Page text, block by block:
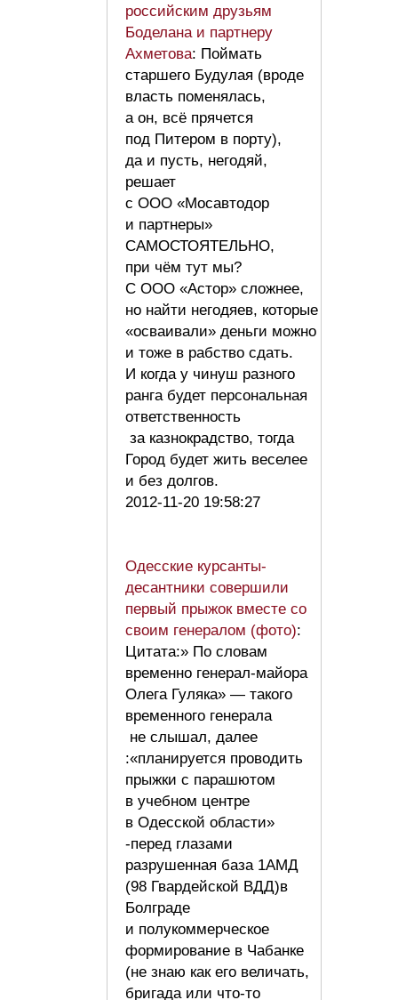
российским друзьям
Боделана и партнеру
Ахметова: Поймать
старшего Будулая (вроде
власть поменялась,
а он, всё прячется
под Питером в порту),
да и пусть, негодяй,
решает
с ООО «Мосавтодор
и партнеры»
САМОСТОЯТЕЛЬНО,
при чём тут мы?
С ООО «Астор» сложнее,
но найти негодяев, которые
«осваивали» деньги можно
и тоже в рабство сдать.
И когда у чинуш разного
ранга будет персональная
ответственность
за казнокрадство, тогда
Город будет жить веселее
и без долгов.
2012-11-20 19:58:27
Одесские курсанты-
десантники совершили
первый прыжок вместе со
своим генералом (фото):
Цитата:» По словам
временно генерал-майора
Олега Гуляка» — такого
временного генерала
не слышал, далее
:«планируется проводить
прыжки с парашютом
в учебном центре
в Одесской области»
-перед глазами
разрушенная база 1АМД
(98 Гвардейской ВДД)в
Болграде
и полукоммерческое
формирование в Чабанке
(не знаю как его величать,
бригада или что-то